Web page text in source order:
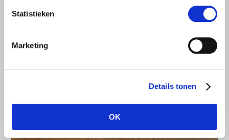
Statistieken
Marketing
Details tonen
OK
Súdwest-Fryslân
Ronald Oenema op het melkveebedrijf van Jolmer de